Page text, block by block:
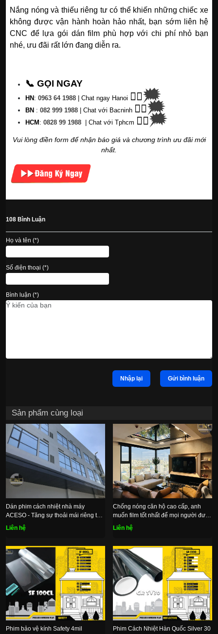
Nắng nóng và thiếu riêng tư có thể khiến những chiếc xe
không được vận hành hoàn hảo nhất, bạn sớm liên hệ
CNC để lựa gói dán film phù hợp với chi phí nhỏ bạn
nhé, ưu đãi rất lớn đang diễn ra.
📞 GỌI NGAY
HN : 0963 64 1988 | Chat ngay Hanoi 👉🏽🗯
BN : 082 999 1988 | Chat với Bacninh 👉🏽🗯
HCM : 0828 99 1988 Chat với Tphcm 👉🏽🗯
Vui lòng điền form để nhận báo giá và chương trình ưu đãi mới
nhất.
108 Bình Luận
Họ và tên (*)
Số điện thoại (*)
Bình luận (*)
Nhập lại Gửi bình luận
Sản phẩm cùng loại
Dán phim cách nhiệt nhà máy
ACESO - Tăng sự thoải mái riêng tư,
tiết kiệm chi phí hệ thống làm mát
Liên hệ
Chống nóng căn hộ cao cấp, anh
muốn film tốt nhất để mọi người được
thoải mái
Liên hệ
Phim bảo vệ kính Safety 4mil Phim Cách Nhiệt Hàn Quốc Silver 30